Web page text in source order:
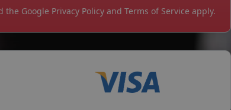
the Google Privacy Policy and Terms of Service apply.